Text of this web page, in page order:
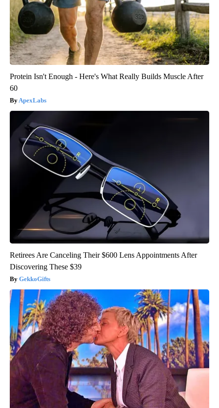
Protein Isn't Enough - Here's What Really Builds Muscle After
60
ApexLabs
Retirees Are Canceling Their $600 Lens Appointments After
Discovering These $39
GekkoGifts